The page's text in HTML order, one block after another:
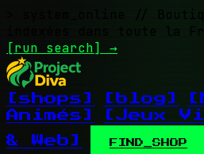
//
indexées dans toute la
[run search] →
[shops] [blog]
Animés]
[Jeux
& Web]
FIND_SHOP